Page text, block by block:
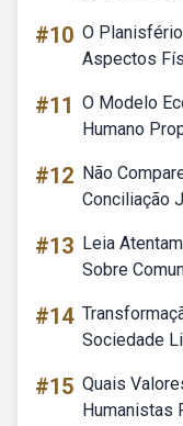
#10 O
Aspectos
#11 O Modelo
Humano
#12 Não
Conciliação
#13 Leia
Sobre
#14
Sociedade
#15 Quais
Humanistas